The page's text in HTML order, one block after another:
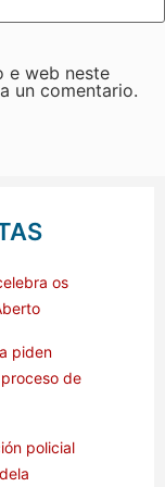
e web neste
un comentario.
os
piden
de
policial